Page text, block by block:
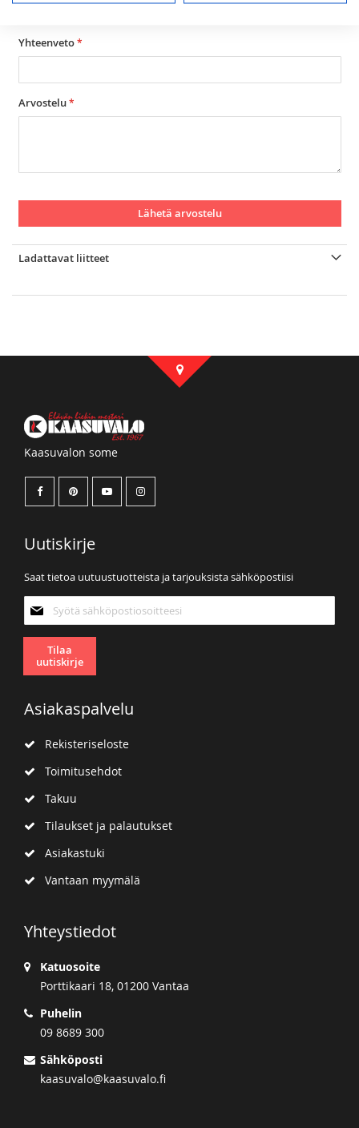
Yhteenveto
Arvostelu
Lähetä arvostelu
Ladattavat liitteet
Kaasuvalon some
Uutiskirje
Saat tietoa uutuustuotteista ja tarjouksista sähköpostiisi
uutiskirjeemme:
Tilaa
uutiskirje
Asiakaspalvelu
Rekisteriseloste
Toimitusehdot
Takuu
Tilaukset ja palautukset
Asiakastuki
Vantaan myymälä
Yhteystiedot
Katuosoite
Porttikaari 18, 01200 Vantaa
Puhelin
09 8689 300
Sähköposti
kaasuvalo@kaasuvalo.fi